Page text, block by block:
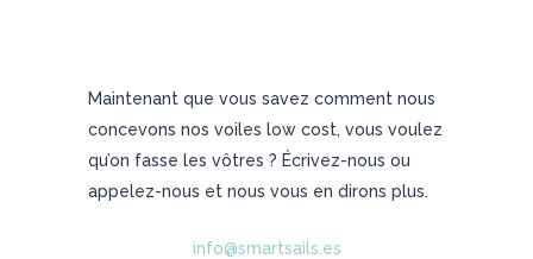
Maintenant que vous savez comment nous
concevons nos voiles low cost, vous voulez
qu’on fasse les vôtres ? Écrivez-nous ou
appelez-nous et nous vous en dirons plus.
info@smartsails.es